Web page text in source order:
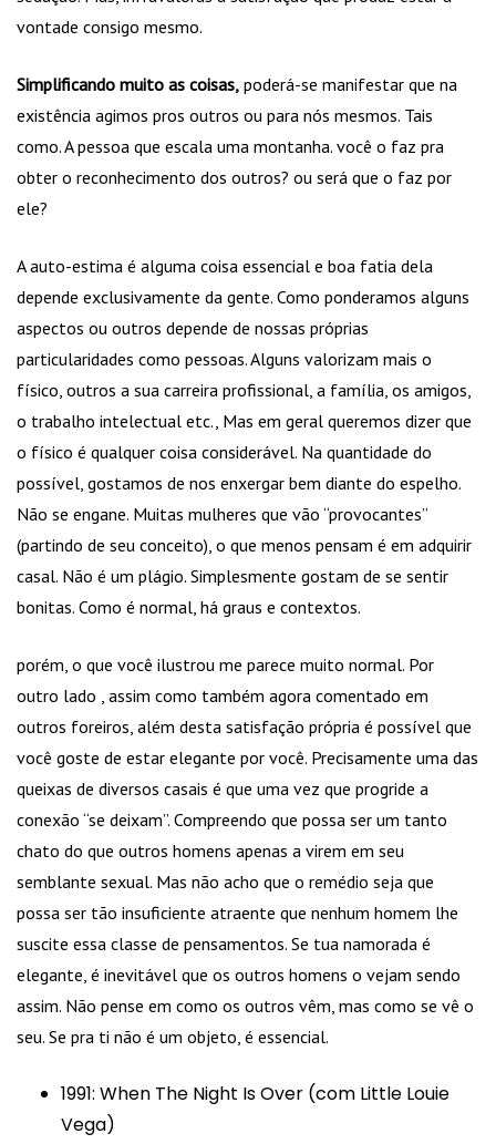
vontade consigo mesmo.
Simplificando muito as coisas, poderá-se manifestar que na
existência agimos pros outros ou para nós mesmos. Tais
como. A pessoa que escala uma montanha. você o faz pra
obter o reconhecimento dos outros? ou será que o faz por
ele?
A auto-estima é alguma coisa essencial e boa fatia dela
depende exclusivamente da gente. Como ponderamos alguns
aspectos ou outros depende de nossas próprias
particularidades como pessoas. Alguns valorizam mais o
físico, outros a sua carreira profissional, a família, os amigos,
o trabalho intelectual etc., Mas em geral queremos dizer que
o físico é qualquer coisa considerável. Na quantidade do
possível, gostamos de nos enxergar bem diante do espelho.
Não se engane. Muitas mulheres que vão “provocantes”
(partindo de seu conceito), o que menos pensam é em adquirir
casal. Não é um plágio. Simplesmente gostam de se sentir
bonitas. Como é normal, há graus e contextos.
porém, o que você ilustrou me parece muito normal. Por
outro lado , assim como também agora comentado em
outros foreiros, além desta satisfação própria é possível que
você goste de estar elegante por você. Precisamente uma das
queixas de diversos casais é que uma vez que progride a
conexão “se deixam”. Compreendo que possa ser um tanto
chato do que outros homens apenas a virem em seu
semblante sexual. Mas não acho que o remédio seja que
possa ser tão insuficiente atraente que nenhum homem lhe
suscite essa classe de pensamentos. Se tua namorada é
elegante, é inevitável que os outros homens o vejam sendo
assim. Não pense em como os outros vêm, mas como se vê o
seu. Se pra ti não é um objeto, é essencial.
1991: When The Night Is Over (com Little Louie
Vega)